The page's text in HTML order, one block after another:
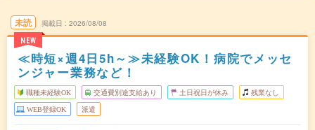
未読
NEW
掲載日 2026/08/08
≪時短×週4日5h～≫未経験OK！病院でメッセ
ンジャー業務など！
職種未経験OK 交通費別途支給あり 土日祝日が休み 残業なし
WEB登録OK 派遣